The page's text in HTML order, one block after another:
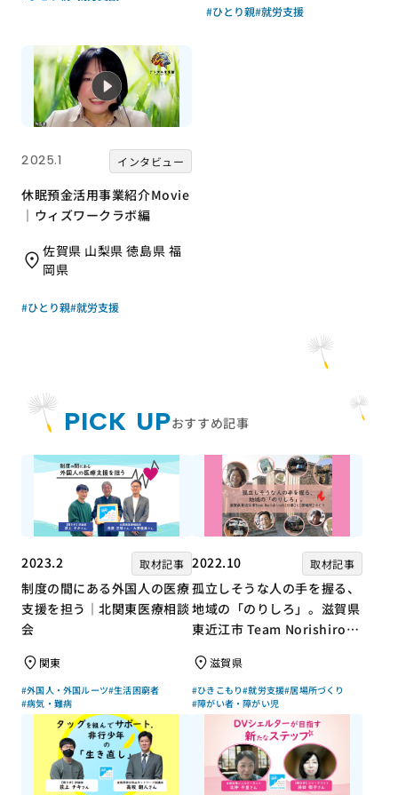
PICK UPおすすめ記事
2023.2 取材記事
制度の間にある外国人の医療
支援を担う｜北関東医療相談
会
関東
#外国人・外国ルーツ#生活困窮者
#病気・難病
2022.10 取材記事
孤立しそうな人の手を握る、
地域の「のりしろ」。滋賀県
東近江市 Team Norishiroの
滋賀県
#ひきこもり#就労支援#居場所づくり
#障がい者・障がい児
#ひとり親#就労支援
2025.1 インタビュー
休眠預金活用事業紹介Movie
｜ウィズワークラボ編
佐賀県 山梨県 徳島県 福
岡県
#ひとり親#就労支援